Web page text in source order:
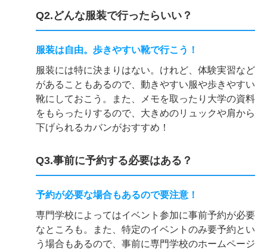
Q2.どんな服装で行ったらいい？
服装は自由。歩きやすい靴で行こう！
服装には特に決まりはない。けれど、体験実習など
があることもあるので、動きやすい服や歩きやすい
靴にしておこう。また、メモを取ったり大学の資料
をもらったりするので、大きめのリュックや肩から
下げられるカバンがおすすめ！
Q3.事前に予約する必要はある？
予約が必要な場合もあるので要注意！
専門学校によってはイベント参加に事前予約が必要
なところも。また、特定のイベントのみ要予約とい
う場合もあるので、事前に専門学校のホームページ